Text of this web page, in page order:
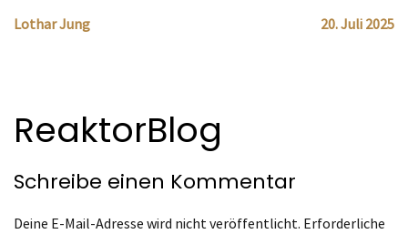
Lothar Jung 20. Juli 2025
ReaktorBlog
Schreibe einen Kommentar
Deine E-Mail-Adresse wird nicht veröffentlicht. Erforderliche